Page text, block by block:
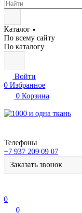
Каталог
По всему сайту
По каталогу
Войти
0 Избранное
0 Корзина
Телефоны
+7 937 209 09 07
Заказать звонок
0
0